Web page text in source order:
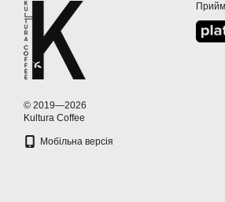
© 2019—2026
Kultura Coffee
Мобільна версія